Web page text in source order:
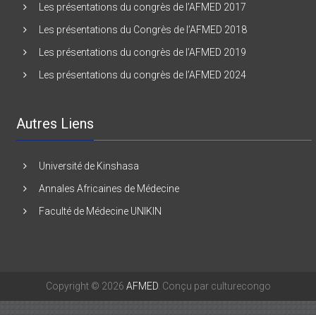
Les présentations du congrès de l’AFMED 2017
Les présentations du Congrès de l’AFMED 2018
Les présentations du congrès de l’AFMED 2019
Les présentations du congrès de l’AFMED 2024
Autres Liens
Université de Kinshasa
Annales Africaines de Médecine
Faculté de Médecine UNIKIN
Copyright © 2026 AFMED. Conçu par culturecongo